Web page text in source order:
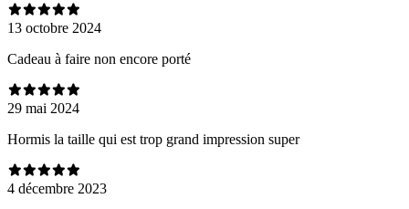
13 octobre 2024
Cadeau à faire non encore porté
29 mai 2024
Hormis la taille qui est trop grand impression super
4 décembre 2023